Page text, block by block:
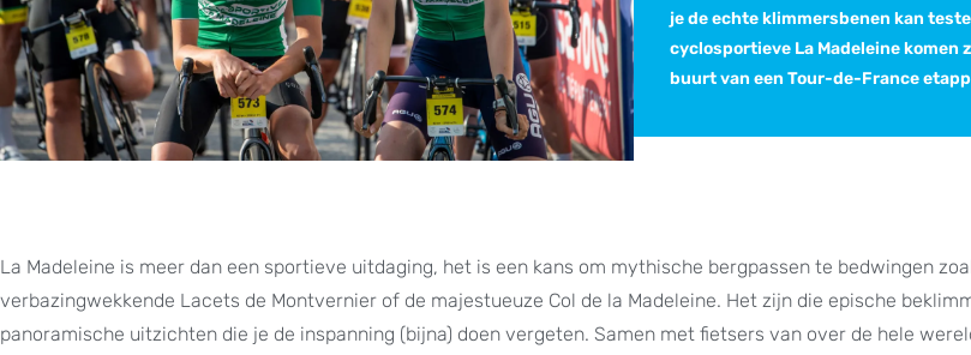
je de echte klimmersbenen kan
cyclosportieve La Madeleine komen
buurt van een Tour-de-France
La Madeleine is meer dan een sportieve uitdaging, het is een kans om mythische bergpassen te bedwingen
verbazingwekkende Lacets de Montvernier of de majestueuze Col de la Madeleine. Het zijn die epische
panoramische uitzichten die je de inspanning (bijna) doen vergeten. Samen met fietsers van over de hele